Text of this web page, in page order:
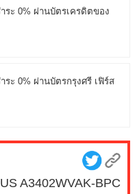
ะ 0% ผ่านบัตรเครดิตของ
ะ 0% ผ่านบัตรกรุงศรี เฟิร์ส
A3402WVAK-BPC